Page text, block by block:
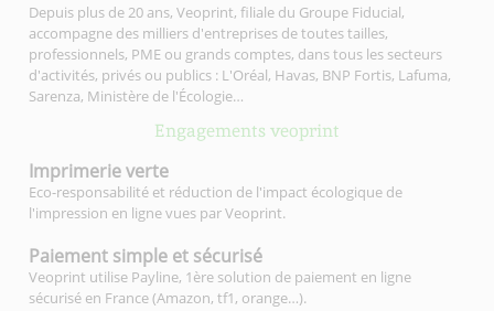
Depuis plus de 20 ans, Veoprint, filiale du Groupe Fiducial,
accompagne des milliers d'entreprises de toutes tailles,
professionnels, PME ou grands comptes, dans tous les secteurs
d'activités, privés ou publics : L'Oréal, Havas, BNP Fortis, Lafuma,
Sarenza, Ministère de l'Écologie…
Engagements veoprint
Imprimerieverte
Eco-responsabilité et réduction de l'impact écologique de
l'impression en ligne vues par Veoprint.
Paiement simple et sécurisé
Veoprint utilise Payline, 1ère solution de paiement en ligne
sécurisé en France (Amazon, tf1, orange…).